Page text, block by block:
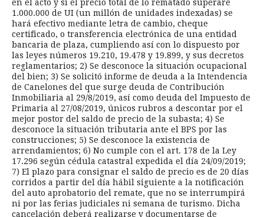
en el acto y si el precio total de lo rematado superare
1.000.000 de UI (un millón de unidades indexadas) se
hará efectivo mediante letra de cambio, cheque
certificado, o transferencia electrónica de una entidad
bancaria de plaza, cumpliendo así con lo dispuesto por
las leyes números 19.210, 19.478 y 19.899, y sus decretos
reglamentarios; 2) Se desconoce la situación ocupacional
del bien; 3) Se solicitó informe de deuda a la Intendencia
de Canelones del que surge deuda de Contribución
Inmobiliaria al 29/8/2019, así como deuda del Impuesto de
Primaria al 27/08/2019, únicos rubros a descontar por el
mejor postor del saldo de precio de la subasta; 4) Se
desconoce la situación tributaria ante el BPS por las
construcciones; 5) Se desconoce la existencia de
arrendamientos; 6) No cumple con el art. 178 de la Ley
17.296 según cédula catastral expedida el día 24/09/2019;
7) El plazo para consignar el saldo de precio es de 20 días
corridos a partir del día hábil siguiente a la notificación
del auto aprobatorio del remate, que no se interrumpirá
ni por las ferias judiciales ni semana de turismo. Dicha
cancelación deberá realizarse y documentarse de